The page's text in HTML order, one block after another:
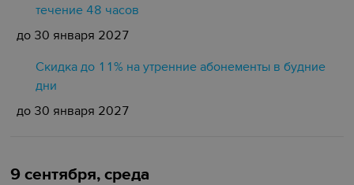
течение 48 часов
до 30 января 2027
Скидка до 11% на утренние абонементы в будние
дни
до 30 января 2027
9 сентября, среда